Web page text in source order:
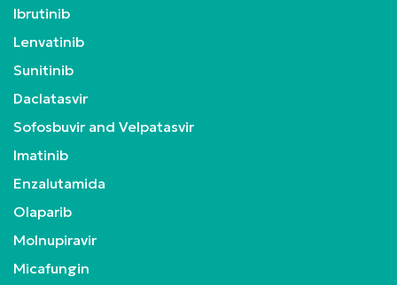
Ibrutinib
Lenvatinib
Sunitinib
Daclatasvir
Sofosbuvir and Velpatasvir
Imatinib
Enzalutamida
Olaparib
Molnupiravir
Micafungin